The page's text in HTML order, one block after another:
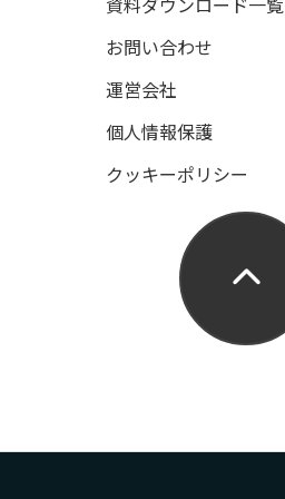
お問い合わせ
運営会社
個人情報保護
クッキーポリシー